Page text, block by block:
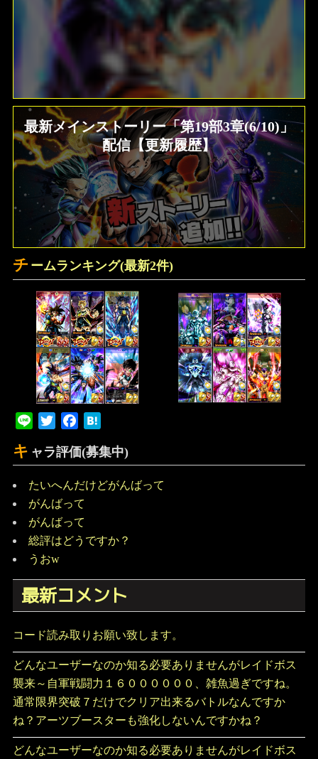
最新メインストーリー「第19部3章(6/10)」
配信【更新履歴】
チ ームランキング(最新2件)
Line Twitter Facebook
キ ャラ評価(募集中)
たいへんだけどがんばって
がんばって
がんばって
総評はどうですか？
うおw
最新コメント
コード読み取りお願い致します。
どんなユーザーなのか知る必要ありませんがレイドボス
襲来～自軍戦闘力１６００００００、雑魚過ぎですね。
通常限界突破７だけでクリア出来るバトルなんですか
ね？アーツブースターも強化しないんですかね？
どんなユーザーなのか知る必要ありませんがレイドボス